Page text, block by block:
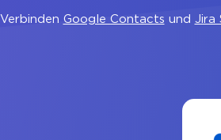
Verbinden Google Contacts und Jira